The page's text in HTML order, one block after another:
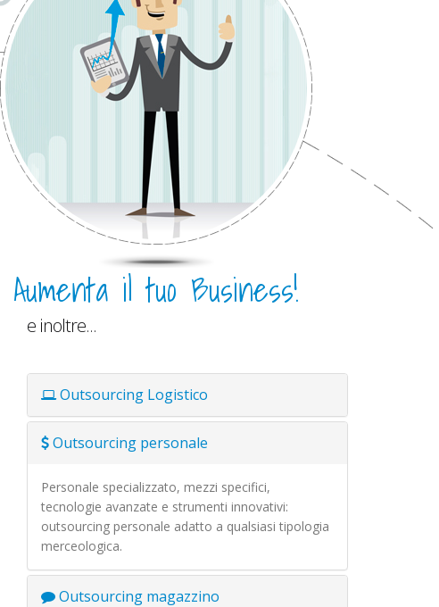
Aumenta il tuo Business!
e inoltre...
Outsourcing Logistico
Outsourcing personale
Personale specializzato, mezzi specifici,
tecnologie avanzate e strumenti innovativi:
outsourcing personale adatto a qualsiasi tipologia
merceologica.
Outsourcing magazzino